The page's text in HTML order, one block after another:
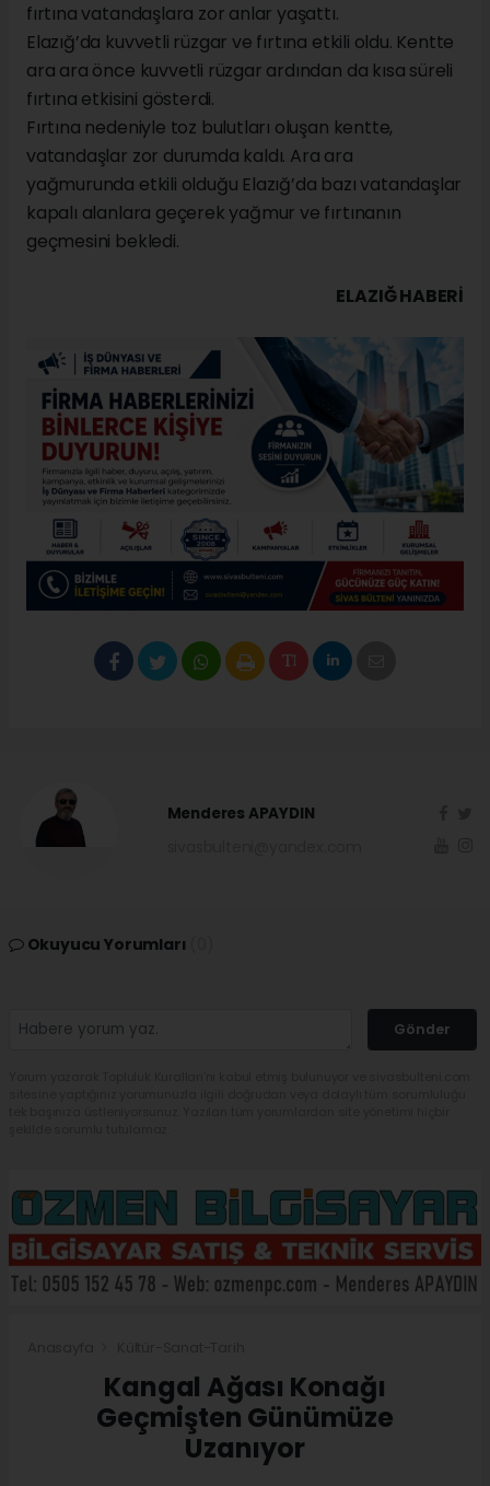
fırtına vatandaşlara zor anlar yaşattı.
Elazığ’da kuvvetli rüzgar ve fırtına etkili oldu. Kentte
ara ara önce kuvvetli rüzgar ardından da kısa süreli
fırtına etkisini gösterdi.
Fırtına nedeniyle toz bulutları oluşan kentte,
vatandaşlar zor durumda kaldı. Ara ara
yağmurunda etkili olduğu Elazığ’da bazı vatandaşlar
kapalı alanlara geçerek yağmur ve fırtınanın
geçmesini bekledi.
ELAZIĞ HABERİ
Menderes APAYDIN
Okuyucu Yorumları
Gönder
Kangal Ağası Konağı
Geçmişten Günümüze
Uzanıyor